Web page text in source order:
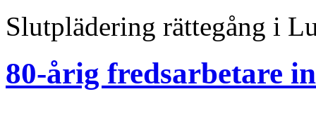
Slutplädering rättegång i
80-årig fredsarbetare